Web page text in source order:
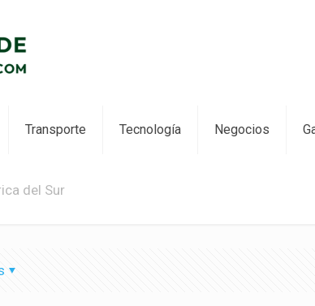
Transporte Tecnología Negocios
del Sur